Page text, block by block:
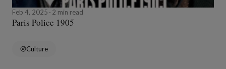
Feb 4, 2025 2 min read
Paris Police 1905
Culture